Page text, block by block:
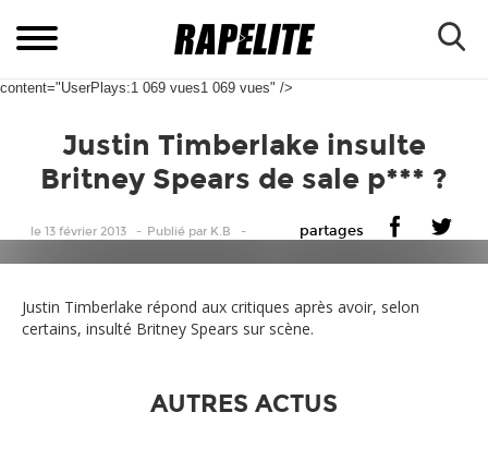
content="UserPlays:1 069 vues1 069 vues" />
Justin Timberlake insulte
Britney Spears de sale p*** ?
le 13 février 2013 Publié par K.B partages
Justin Timberlake répond aux critiques après avoir, selon
certains, insulté Britney Spears sur scène.
AUTRES ACTUS